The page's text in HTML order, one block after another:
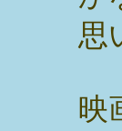
思
映